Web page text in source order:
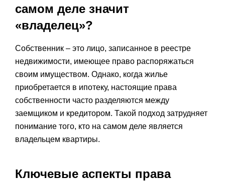
самом деле значит
«владелец»?
Собственник – это лицо, записанное в реестре
недвижимости, имеющее право распоряжаться
своим имуществом. Однако, когда жилье
приобретается в ипотеку, настоящие права
собственности часто разделяются между
заемщиком и кредитором. Такой подход затрудняет
понимание того, кто на самом деле является
владельцем квартиры.
Ключевые аспекты права